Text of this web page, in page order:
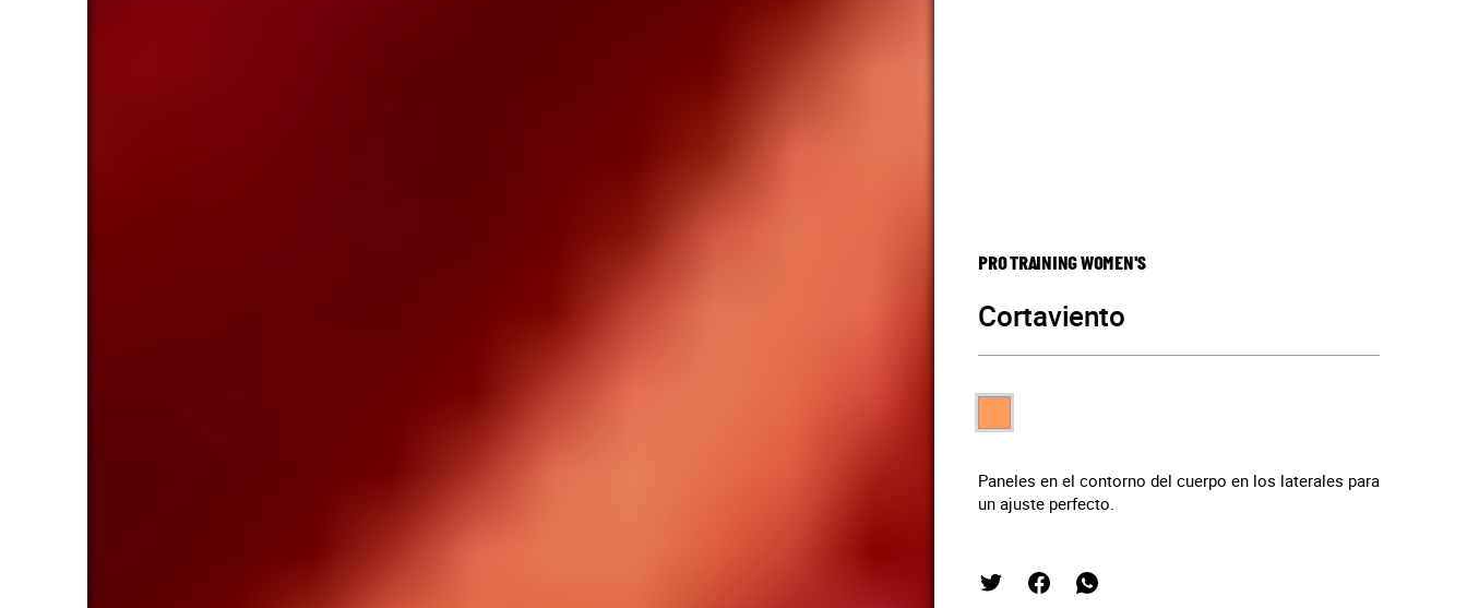
PRO TRAINING WOMEN'S
Cortaviento
Paneles en el contorno del cuerpo en los laterales para
un ajuste perfecto.